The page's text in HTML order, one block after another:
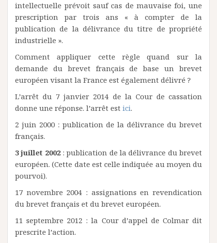
intellectuelle prévoit sauf cas de mauvaise foi, une
prescription par trois ans « à compter de la
publication de la délivrance du titre de propriété
industrielle ».
Comment appliquer cette règle quand sur la
demande du brevet français de base un brevet
européen visant la France est également délivré ?
L’arrêt du 7 janvier 2014 de la Cour de cassation
donne une réponse. l’arrêt est ici.
2 juin 2000 : publication de la délivrance du brevet
français.
3 juillet 2002: publication de la délivrance du brevet
européen. (Cette date est celle indiquée au moyen du
pourvoi).
17 novembre 2004 : assignations en revendication
du brevet français et du brevet européen.
11 septembre 2012 : la Cour d’appel de Colmar dit
prescrite l’action.